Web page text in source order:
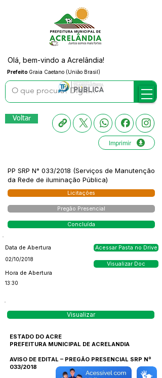
Prefeito Graia Caetano (União Brasil)
Olá, bem-vindo a Acrelândia!
Voltar
Imprimir
PP SRP N° 033/2018 (Serviços de Manutenção
da Rede de iluminação Pública)
Licitações
Pregão Presencial
Concluída
Data de Abertura
02/10/2018
Hora de Abertura
13:30
Acessar Pasta no Drive
Visualizar Doc
Visualizar
ESTADO DO ACRE
PREFEITURA MUNICIPAL DE ACRELANDIA
AVISO DE EDITAL – PREGÃO PRESENCIAL SRP Nº
033/2018